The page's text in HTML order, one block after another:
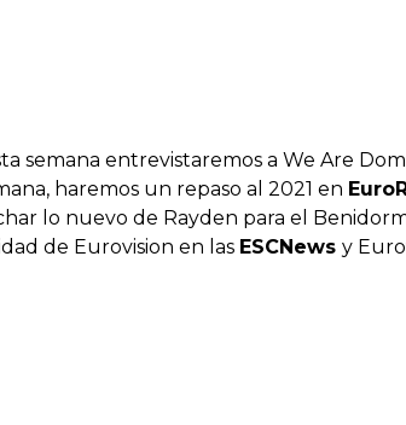
semana entrevistaremos a We Are
haremos un repaso al 2021 en
lo nuevo de Rayden para el
de Eurovision en las ESCNews y